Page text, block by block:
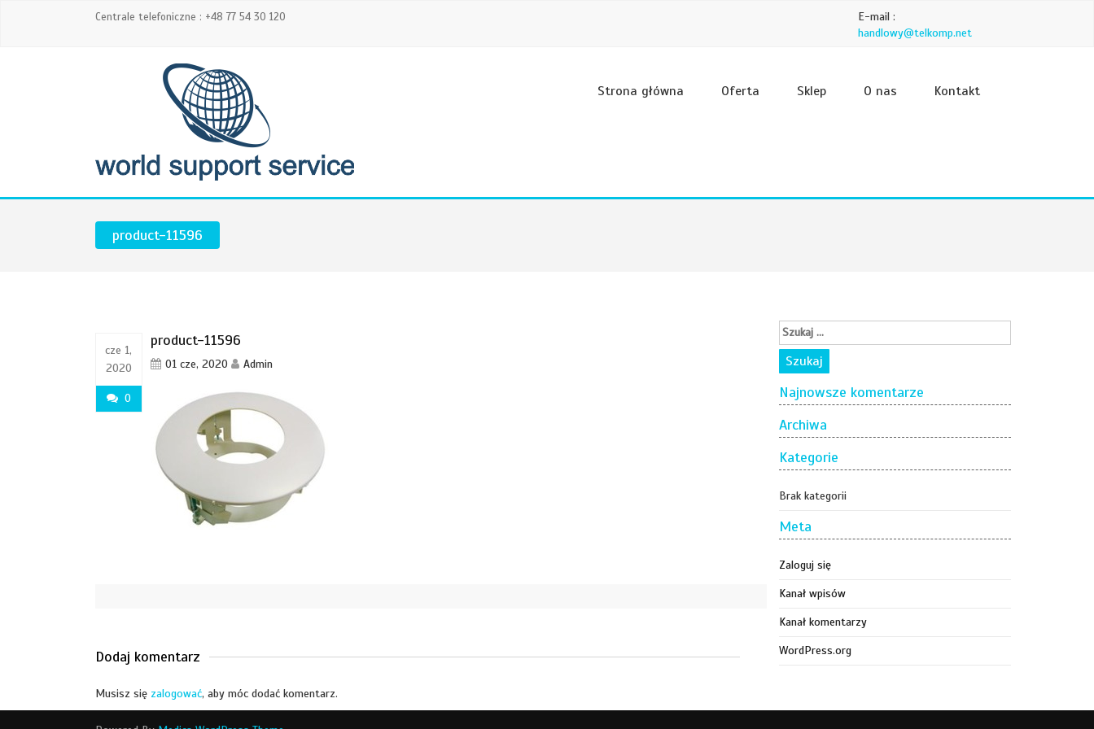
Centrale telefoniczne : +48 77 54 30 120
E-mail :
handlowy@telkomp.net
Strona główna Oferta Sklep O nas Kontakt
product-11596
cze 1,
2020
0
product-11596
01 cze, 2020 Admin
Dodaj komentarz
Musisz się zalogować, aby móc dodać komentarz.
Najnowsze komentarze
Archiwa
Kategorie
Brak kategorii
Meta
Zaloguj się
Kanał wpisów
Kanał komentarzy
WordPress.org